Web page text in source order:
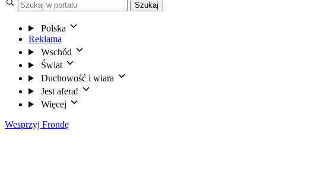
Szukaj
Polska
Reklama
Wschód
Świat
Duchowość i wiara
Jest afera!
Więcej
Wesprzyj Frondę